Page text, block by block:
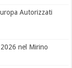
Autorizzati
nel Mirino